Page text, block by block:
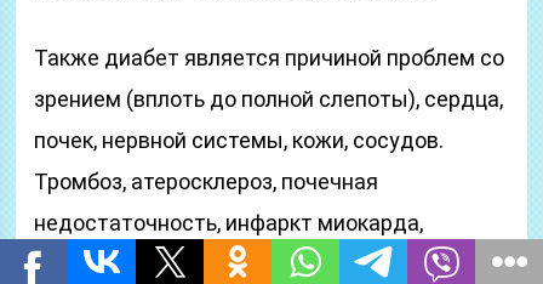
Также диабет является причиной проблем со
зрением (вплоть до полной слепоты), сердца,
почек, нервной системы, кожи, сосудов.
Тромбоз, атеросклероз, почечная
недостаточность, инфаркт миокарда,
инсульт — вот лишь малая часть списка